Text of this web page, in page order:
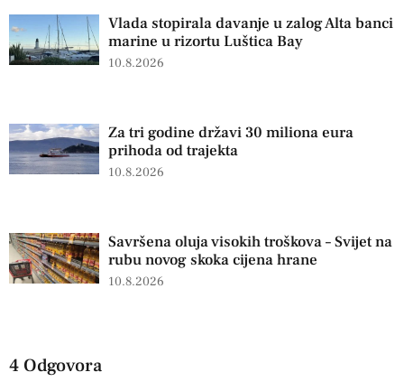
Vlada stopirala davanje u zalog Alta banci
marine u rizortu Luštica Bay
10.8.2026
Za tri godine državi 30 miliona eura
prihoda od trajekta
10.8.2026
Savršena oluja visokih troškova – Svijet na
rubu novog skoka cijena hrane
10.8.2026
4 Odgovora